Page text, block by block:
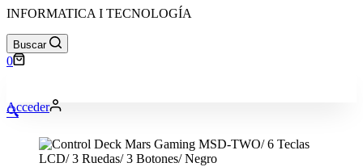
INFORMATICA I TECNOLOGÍA
Buscar
Carro
0
Acceder
🔍